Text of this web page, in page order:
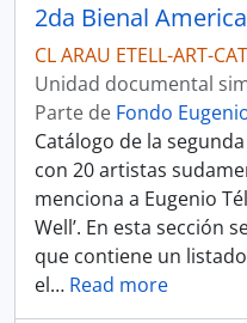
2da Bienal
CL ARAU ETELL-ART-
Unidad documental
Parte de Fondo
Catálogo de la
con 20 artistas
menciona a Eugenio
Well’. En esta sección
que contiene un
el… Read more